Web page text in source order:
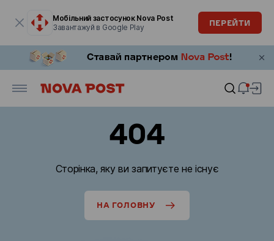
Мобільний застосунок Nova Post
Завантажуй в Google Play
ПЕРЕЙТИ
404
Сторінка, яку ви запитуєте не існує
НА ГОЛОВНУ